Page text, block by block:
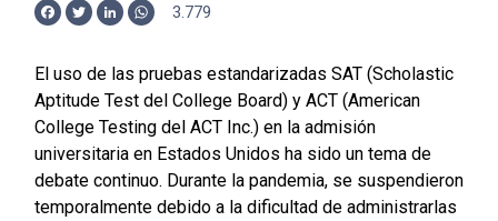
Facebook
TwitterLinkedInWhatsApp
3.779
El uso de las pruebas estandarizadas SAT (Scholastic
Aptitude Test del College Board) y ACT (American
College Testing del ACT Inc.) en la admisión
universitaria en Estados Unidos ha sido un tema de
debate continuo. Durante la pandemia, se suspendieron
temporalmente debido a la dificultad de administrarlas